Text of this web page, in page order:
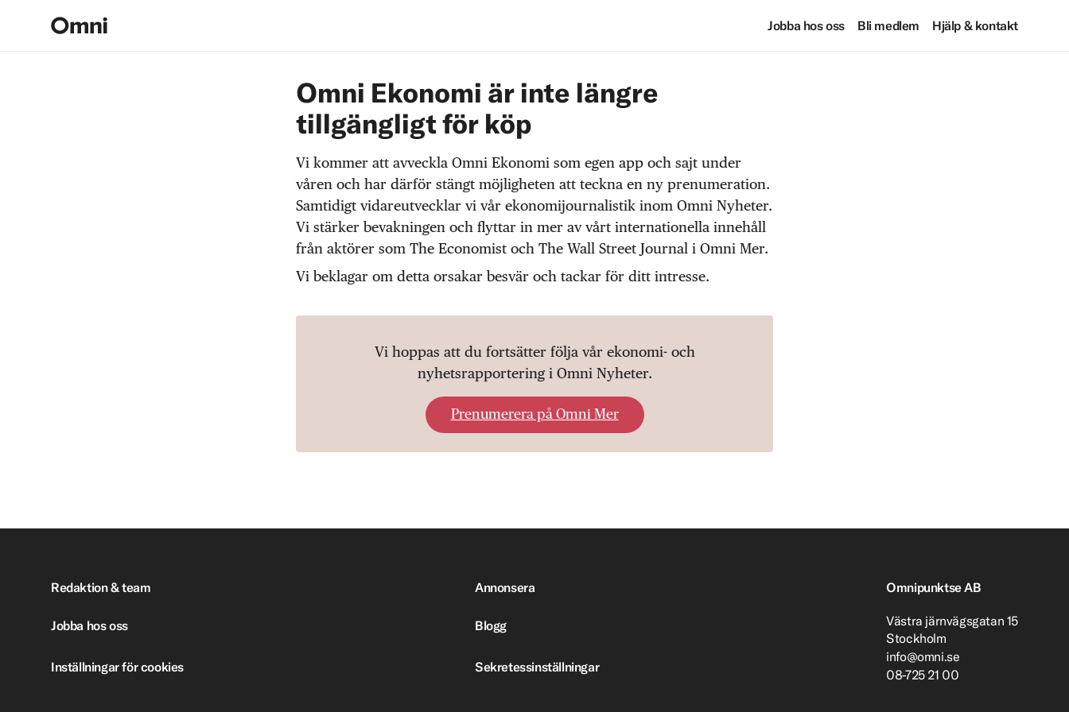
Jobba hos oss Bli medlem Hjälp & kontakt
Omni Ekonomi är inte längre
tillgängligt för köp
Vi kommer att avveckla Omni Ekonomi som egen app och sajt under
våren och har därför stängt möjligheten att teckna en ny prenumeration.
Samtidigt vidareutvecklar vi vår ekonomijournalistik inom Omni Nyheter.
Vi stärker bevakningen och flyttar in mer av vårt internationella innehåll
från aktörer som The Economist och The Wall Street Journal i Omni Mer.
Vi beklagar om detta orsakar besvär och tackar för ditt intresse.
Vi hoppas att du fortsätter följa vår ekonomi- och
nyhetsrapportering i Omni Nyheter.
Prenumerera på Omni Mer
Redaktion & team Annonsera
Jobba hos oss Blogg
Inställningar för cookies Sekretessinställningar
Omnipunktse AB
Västra järnvägsgatan 15
Stockholm
info@omni.se
08-725 21 00